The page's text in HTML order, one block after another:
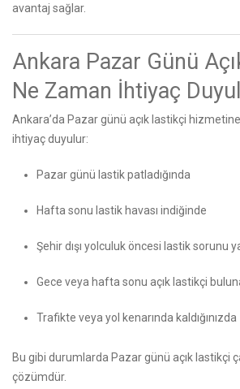
avantaj sağlar.
Ankara Pazar Günü
Ne Zaman İhtiyaç
Ankara’da Pazar günü açık lastikçi
ihtiyaç duyulur:
Pazar günü lastik patladığında
Hafta sonu lastik havası indiğinde
Şehir dışı yolculuk öncesi lastik sorunu
Gece veya hafta sonu açık lastikçi
Trafikte veya yol kenarında kaldığınızda
Bu gibi durumlarda Pazar günü açık lastikçi
çözümdür.